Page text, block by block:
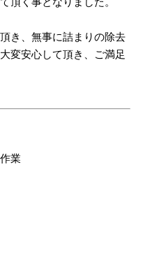
き、無事に詰まりの除去
変安心して頂き、ご満足
業